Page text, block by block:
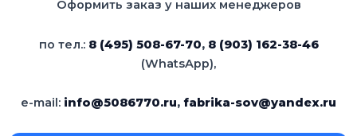
Оформить заказ у наших менеджеров
по тел.: 8 (495) 508-67-70, 8 (903) 162-38-46
(WhatsApp),
e-mail: info@5086770.ru, fabrika-sov@yandex.ru